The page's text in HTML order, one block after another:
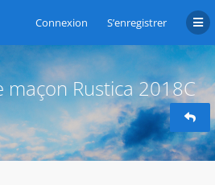
Connexion S’enregistrer
maçon Rustica 2018C